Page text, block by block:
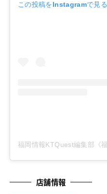
この投稿をInstagramで見る
店舗情報